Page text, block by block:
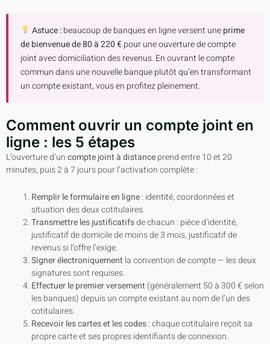
Astuce :beaucoup de banques en ligne versent uneprime
de bienvenue de 80 à 220 €pour une ouverture de compte
joint avec domiciliation des revenus. En ouvrant le compte
commun dans une nouvelle banque plutôt qu’en transformant
un compte existant, vous en profitez pleinement.
Comment ouvrir un compte joint en
ligne : les 5 étapes
L’ouverture d’uncompte joint à distanceprend entre 10 et 20
minutes, puis 2 à 7 jours pour l’activation complète :
Remplir le formulaire en ligne: identité, coordonnées et
situation des deux cotitulaires.
Transmettre les justificatifsde chacun : pièce d’identité,
justificatif de domicile de moins de 3 mois, justificatif de
revenus si l’offre l’exige.
Signer électroniquement la convention de compte — les deux
signatures sont requises.
Effectuer le premier versement (généralement 50 à 300 € selon
les banques) depuis un compte existant au nom de l’un des
cotitulaires.
Recevoir les cartes et les codes: chaque cotitulaire reçoit sa
propre carte et ses propres identifiants de connexion.